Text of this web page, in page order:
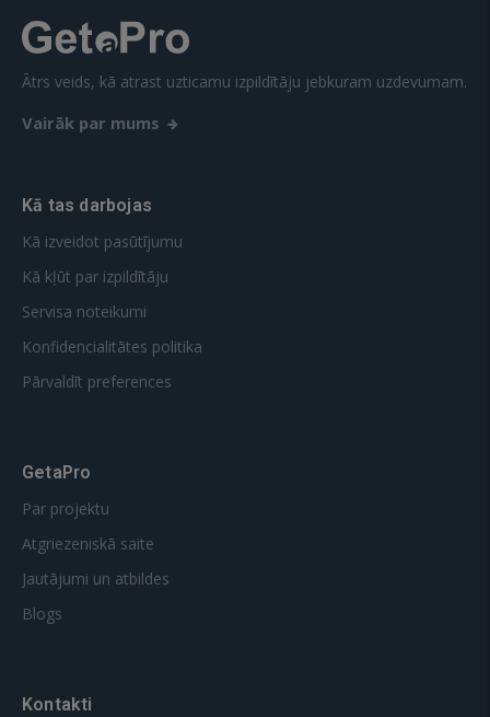
Ātrs veids, kā atrast uzticamu izpildītāju jebkuram uzdevumam.
Vairāk par mums
Kā tas darbojas
Kā izveidot pasūtījumu
Kā kļūt par izpildītāju
Servisa noteikumi
Konfidencialitātes politika
Pārvaldīt preferences
GetaPro
Par projektu
Atgriezeniskā saite
Jautājumi un atbildes
Blogs
Kontakti